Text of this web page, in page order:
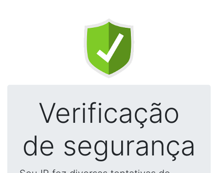
Verificação
de segurança